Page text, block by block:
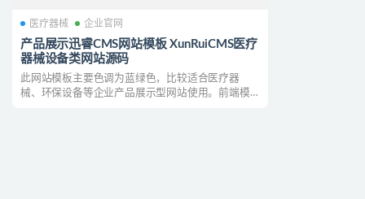
医疗器械 企业官网
产品展示迅睿CMS网站模板 XunRuiCMS医疗
器械设备类网站源码
此网站模板主要色调为蓝绿色，比较适合医疗器
械、环保设备等企业产品展示型网站使用。前端模